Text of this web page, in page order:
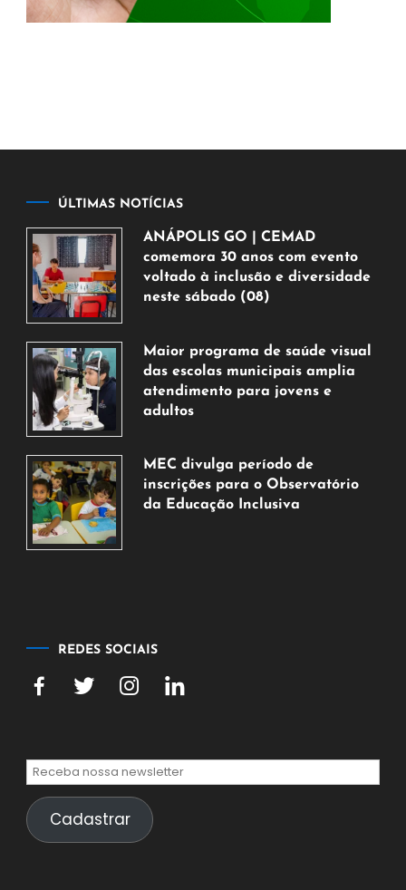
ÚLTIMAS NOTÍCIAS
ANÁPOLIS GO | CEMAD
comemora 30 anos com evento
voltado à inclusão e diversidade
neste sábado (08)
de
agosto
de
2026
Maior programa de saúde visual
das escolas municipais amplia
atendimento para jovens e
adultos
de
agosto
de
MEC divulga período de
inscrições para o Observatório
da Educação Inclusiva
REDES SOCIAIS
Cadastrar